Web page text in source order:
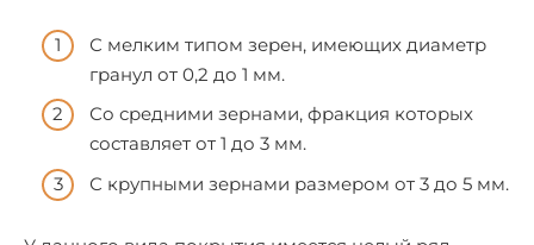
С мелким типом зерен, имеющих диаметр
гранул от 0,2 до 1 мм.
Со средними зернами, фракция которых
составляет от 1 до 3 мм.
С крупными зернами размером от 3 до 5 мм.